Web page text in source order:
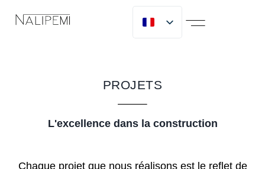
PROJETS
L'excellence dans la construction
Chaque projet que nous réalisons est le reflet de